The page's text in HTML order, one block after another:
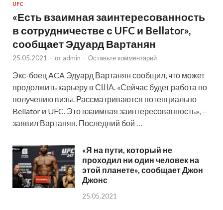
UFC
«Есть взаимная заинтересованность
в сотрудничестве с UFC и Bellator»,
сообщает Эдуард Вартанян
25.05.2021 - от admin - Оставьте комментарий
Экс-боец ACA Эдуард Вартанян сообщил, что может
продолжить карьеру в США. «Сейчас будет работа по
получению визы. Рассматриваются потенциально
Bellator и UFC. Это взаимная заинтересованность», –
заявил Вартанян. Последний бой …
«Я на пути, который не
проходил ни один человек на
этой планете», сообщает Джон
Джонс
25.05.2021